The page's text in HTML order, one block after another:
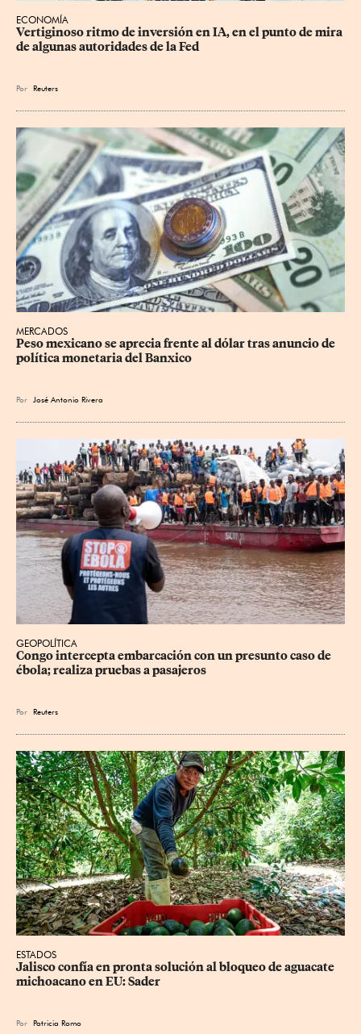
ECONOMÍA
Vertiginoso ritmo de inversión en IA, en el punto de mira
de algunas autoridades de la Fed
Por Reuters
MERCADOS
Peso mexicano se aprecia frente al dólar tras anuncio de
política monetaria del Banxico
Por José Antonio Rivera
GEOPOLÍTICA
Congo intercepta embarcación con un presunto caso de
ébola; realiza pruebas a pasajeros
Por Reuters
ESTADOS
Jalisco confía en pronta solución al bloqueo de aguacate
michoacano en EU: Sader
Por Patricia Romo